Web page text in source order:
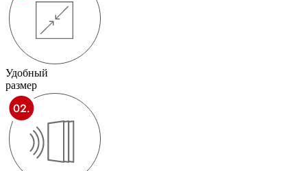
Удобный
размер